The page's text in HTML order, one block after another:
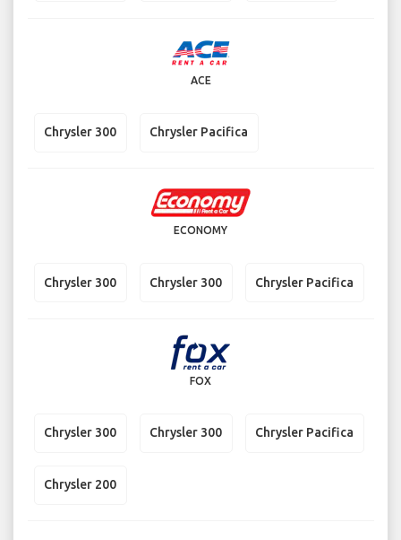
ACE
Chrysler 300 Chrysler Pacifica
ECONOMY
Chrysler 300 Chrysler 300 Chrysler Pacifica
FOX
Chrysler 300 Chrysler 300 Chrysler Pacifica
Chrysler 200